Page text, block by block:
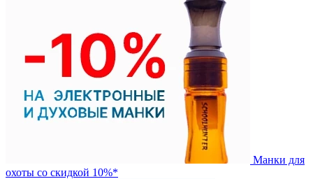
Манки для
охоты со скидкой 10%*